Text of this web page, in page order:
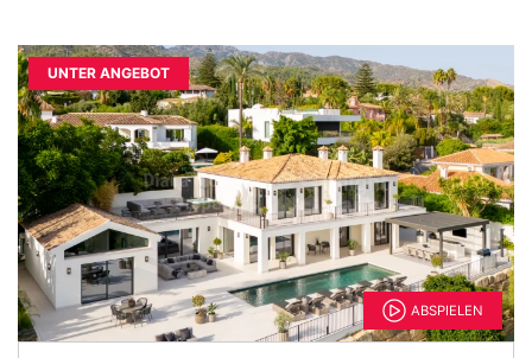
UNTER ANGEBOT
ABSPIELEN